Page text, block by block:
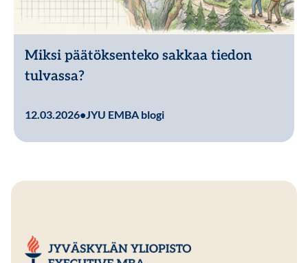
Miksi päätöksenteko sakkaa tiedon
tulvassa?
12.03.2026•JYU EMBA blogi